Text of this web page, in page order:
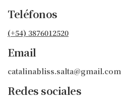
Teléfonos
(+54) 3876012520
Email
catalinabliss.salta@gmail.com
Redes sociales